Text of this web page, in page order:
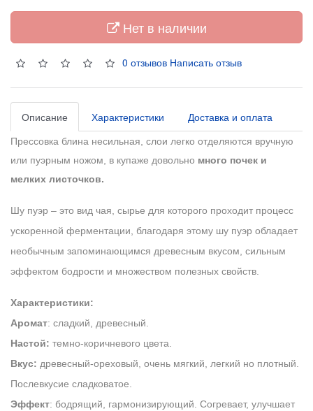
Нет в наличии
0 отзывов Написать отзыв
Описание Характеристики Доставка и оплата
Прессовка блина несильная, слои легко отделяются вручную
или пуэрным ножом, в купаже довольно много почек и
мелких листочков.
Шу пуэр – это вид чая, сырье для которого проходит процесс
ускоренной ферментации, благодаря этому шу пуэр обладает
необычным запоминающимся древесным вкусом, сильным
эффектом бодрости и множеством полезных свойств.
Характеристики:
Аромат: сладкий, древесный.
Настой: темно-коричневого цвета.
Вкус: древесный-ореховый, очень мягкий, легкий но плотный.
Послевкусие сладковатое.
Эффект: бодрящий, гармонизирующий. Согревает, улучшает